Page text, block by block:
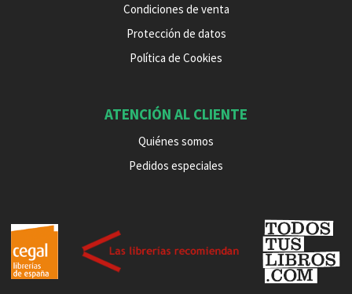
Condiciones de venta
Protección de datos
Política de Cookies
ATENCIÓN AL CLIENTE
Quiénes somos
Pedidos especiales